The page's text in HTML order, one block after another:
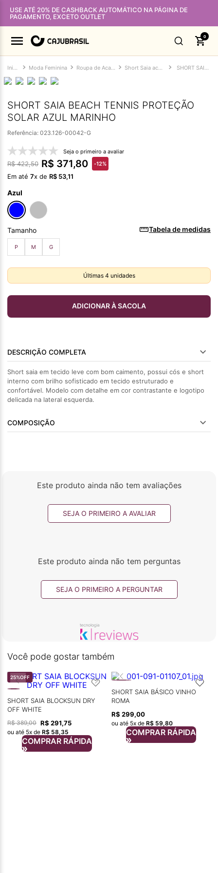
USE ATÉ 20% DE CASHBACK AUTOMÁTICO NA PÁGINA DE
PAGAMENTO, EXCETO OUTLET
0
Moda Feminina Roupa de Academia Feminina Short Saia academia SHORT SAIA BEACH TENNIS PROTEÇÃO SOLAR AZUL MARINHO
SHORT SAIA BEACH TENNIS PROTEÇÃO
SOLAR AZUL MARINHO
Referência: 023.126-00042-G
Seja o primeiro a avaliar
R$ 422,50 R$ 371,80 -12%
Em até 7x de R$ 53,11
Azul
Tamanho
P M G
Tabela de medidas
Últimas 4 unidades
ADICIONAR À SACOLA
DESCRIÇÃO COMPLETA
Short saia em tecido leve com bom caimento, possui cós e short
interno com brilho sofisticado em tecido estruturado e
confortável. Modelo com detalhe em cor contrastante e logotipo
delicada na lateral esquerda.
COMPOSIÇÃO
Este produto ainda não tem avaliações
SEJA O PRIMEIRO A AVALIAR
Este produto ainda não tem perguntas
SEJA O PRIMEIRO A PERGUNTAR
Você pode gostar também
25%OFF
SHORT SAIA BLOCKSUN DRY
OFF WHITE
R$ 389,00 R$ 291,75
ou até 5x de R$ 58,35
COMPRAR RÁPIDA
SHORT SAIA BÁSICO VINHO
ROMA
R$ 299,00
ou até 5x de R$ 59,80
COMPRAR RÁPIDA